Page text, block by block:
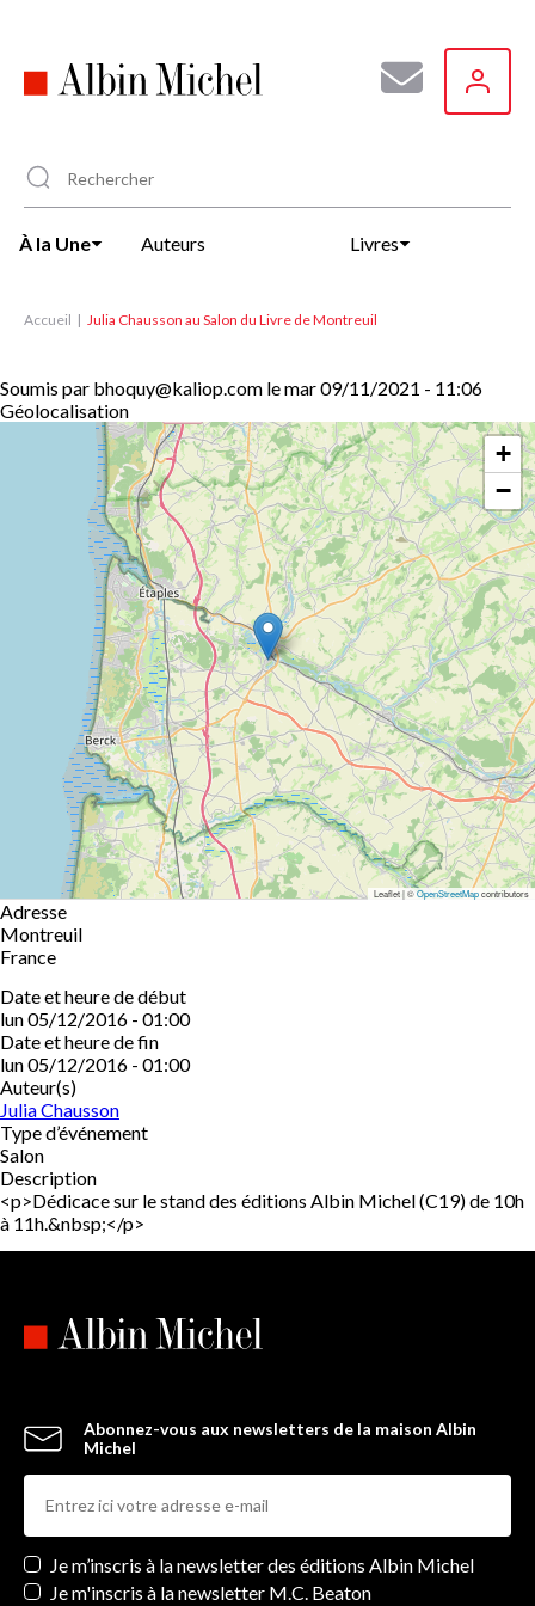
principal
À la Une Auteurs Livres
Accueil Julia Chausson au Salon du Livre de Montreuil
Soumis par bhoquy@kaliop.com lemar 09/11/2021 - 11:06
Géolocalisation
+
−
Leaflet | ©OpenStreetMapcontributors
Adresse
Montreuil
France
Date et heure de début
lun 05/12/2016 - 01:00
Date et heure de fin
lun 05/12/2016 - 01:00
Auteur(s)
Julia Chausson
Type d’événement
Salon
Description
<p>Dédicace sur le stand des éditions Albin Michel (C19) de 10h
à 11h.&nbsp;</p>
Abonnez-vous aux newsletters de la maison Albin
Michel
Newsletters
Je m’inscris à la newsletter des éditions Albin Michel
Je m'inscris à la newsletter M.C. Beaton